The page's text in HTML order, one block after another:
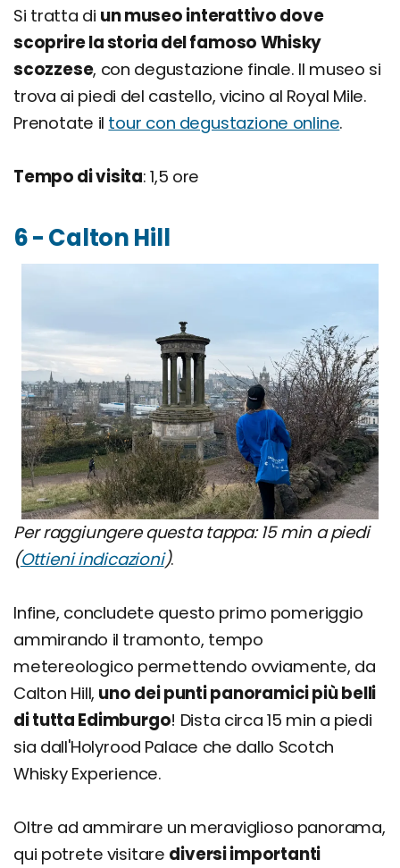
Si tratta di un museo interattivo dove
scoprire la storia del famoso Whisky
scozzese, con degustazione finale. Il museo si
trova ai piedi del castello, vicino al Royal Mile.
Prenotate il tour con degustazione online.
Tempo di visita: 1,5 ore
6 - Calton Hill
Per raggiungere questa tappa: 15 min a piedi
(Ottieni indicazioni).
Infine, concludete questo primo pomeriggio
ammirando il tramonto, tempo
metereologico permettendo ovviamente, da
Calton Hill, uno dei punti panoramici più belli
di tutta Edimburgo! Dista circa 15 min a piedi
sia dall'Holyrood Palace che dallo Scotch
Whisky Experience.
Oltre ad ammirare un meraviglioso panorama,
qui potrete visitare diversi importanti